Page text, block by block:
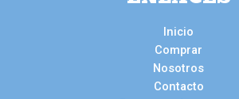
Inicio
Comprar
Nosotros
Contacto